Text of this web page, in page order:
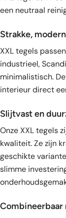
een neutraal
Strakke,
XXL tegels
industrieel,
minimalistisch.
interieur direct
Slijtvast en
Onze XXL tegels
kwaliteit. Ze zijn
geschikte
slimme